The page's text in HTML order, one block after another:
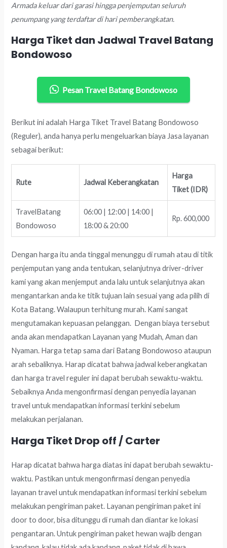
Armada keluar dari garasi hingga penjemputan seluruh
penumpang yang terdaftar di hari pemberangkatan.
Harga Tiket dan Jadwal Travel Batang
Bondowoso
Pesan Travel Batang Bondowoso
Berikut ini adalah Harga Tiket Travel Batang Bondowoso
(Reguler), anda hanya perlu mengeluarkan biaya Jasa layanan
sebagai berikut:
Rute Jadwal Keberangkatan
Harga
Tiket (IDR)
TravelBatang
Bondowoso
06:00 | 12:00 | 14:00 |
18:00 & 20:00
Rp. 600,000
Dengan harga itu anda tinggal menunggu di rumah atau di titik
penjemputan yang anda tentukan, selanjutnya driver-driver
kami yang akan menjemput anda lalu untuk selanjutnya akan
mengantarkan anda ke titik tujuan lain sesuai yang ada pilih di
Kota Batang. Walaupun terhitung murah. Kami sangat
mengutamakan kepuasan pelanggan. Dengan biaya tersebut
anda akan mendapatkan Layanan yang Mudah, Aman dan
Nyaman. Harga tetap sama dari Batang Bondowoso ataupun
arah sebaliknya. Harap dicatat bahwa jadwal keberangkatan
dan harga travel reguler ini dapat berubah sewaktu-waktu.
Sebaiknya Anda mengonfirmasi dengan penyedia layanan
travel untuk mendapatkan informasi terkini sebelum
melakukan perjalanan.
Harga Tiket Drop off / Carter
Harap dicatat bahwa harga diatas ini dapat berubah sewaktu-
waktu. Pastikan untuk mengonfirmasi dengan penyedia
layanan travel untuk mendapatkan informasi terkini sebelum
melakukan pengiriman paket. Layanan pengiriman paket ini
door to door, bisa ditunggu di rumah dan diantar ke lokasi
pengantaran. Untuk pengiriman paket hewan wajib dengan